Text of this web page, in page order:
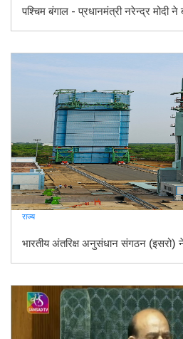
पश्चिम बंगाल - प्रधानमंत्री नरेन्द्र मोदी ने
राज्य
भारतीय अंतरिक्ष अनुसंधान संगठन